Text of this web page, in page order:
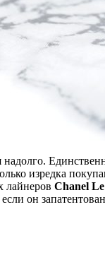
изредка
лайнеров Chanel
он